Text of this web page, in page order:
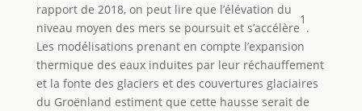
rapport de 2018, on peut lire que l’élévation du
niveau moyen des mers se poursuit et s’accélère
1
.
Les modélisations prenant en compte l’expansion
thermique des eaux induites par leur réchauffement
et la fonte des glaciers et des couvertures glaciaires
du Groënland estiment que cette hausse serait de